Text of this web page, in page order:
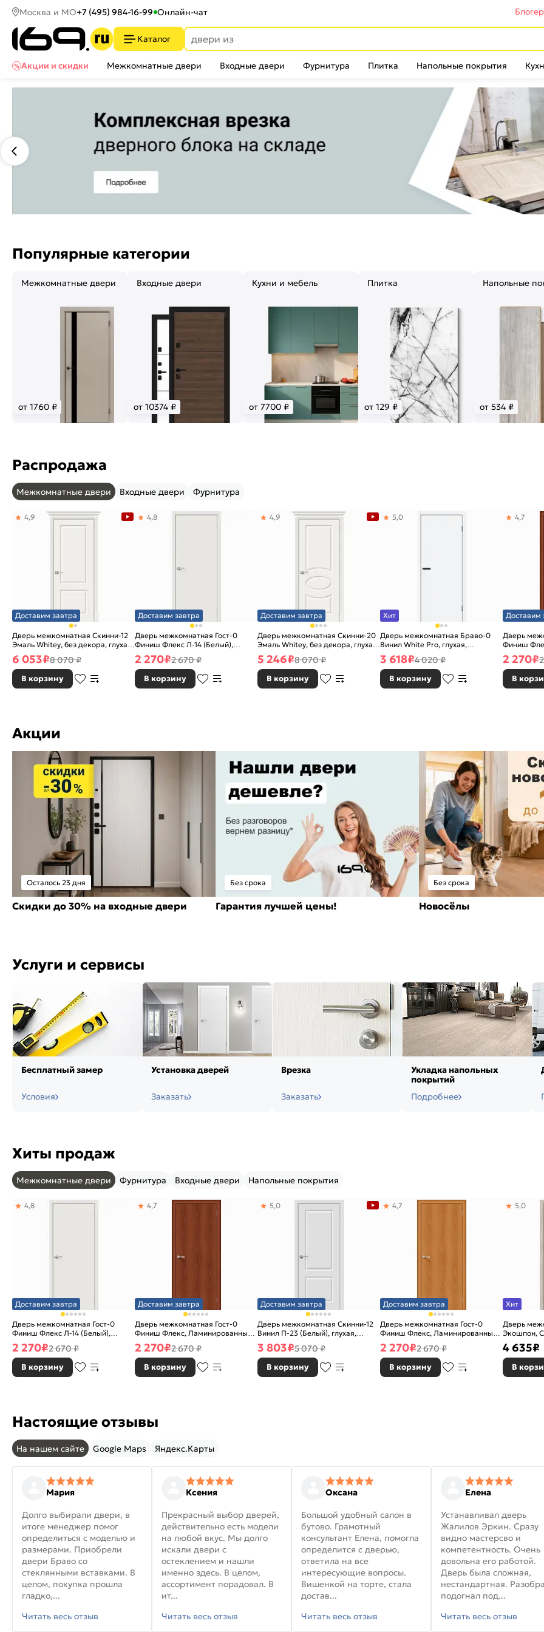
Москва и МО+7 (495) 984-16-99 Онлайн-чат
Каталог
Акции и скидки
Межкомнатные двери Входные двери Фурнитура Плитка Напольные покрытия
Популярные категории
Межкомнатные двери
от 1760 ₽
Входные двери
от 10374 ₽
Кухни и мебель
от 7700 ₽
Плитка
от 129 ₽
Напольные
от 534 ₽
Распродажа
Межкомнатные двери Входные двери Фурнитура
Доставим завтра
Дверь межкомнатная Скинни-12
Эмаль Whitey, без декора, глухая,
без стекла, без кромки, скиновая
4,9
6 053₽8 070 ₽
В корзину
Доставим завтра
Дверь межкомнатная Гост-0
Финиш Флекс Л-14 (Белый),
глухая, каркасно-щитовая
4,8
2 270₽2 670 ₽
В корзину
Доставим завтра
Дверь межкомнатная Скинни-20
Эмаль Whitey, без декора, глухая,
без стекла, без кромки, скиновая
4,9
5 246₽8 070 ₽
В корзину
Хит
Дверь межкомнатная Браво-0
Винил White Pro, глухая,
каркасно-щитовая
5,0
3 618₽4 020 ₽
В корзину
Доставим
Дверь
Финиш
Л-11
каркасно-
4,7
2 270₽
В
Акции
Осталось 23 дня
Скидки до 30% на входные двери
Без срока
Гарантия лучшей цены!
Без срока
Новосёлы
Услуги и сервисы
Бесплатный замер
Условия
Установка дверей
Заказать
Врезка
Заказать
Укладка напольных
покрытий
Подробнее
Хиты продаж
Межкомнатные двери Фурнитура Входные двери Напольные покрытия
Доставим завтра
Дверь межкомнатная Гост-0
Финиш Флекс Л-14 (Белый),
глухая, каркасно-щитовая
4,8
2 270₽2 670 ₽
В корзину
Доставим завтра
Дверь межкомнатная Гост-0
Финиш Флекс, Ламинированные
Л-11 (ИталОрех), глухая,
каркасно-щитовая
4,7
2 270₽2 670 ₽
В корзину
Доставим завтра
Дверь межкомнатная Скинни-12
Винил П-23 (Белый), глухая,
скиновая
5,0
3 803₽5 070 ₽
В корзину
Доставим завтра
Дверь межкомнатная Гост-0
Финиш Флекс, Ламинированные
Л-12 (МиланОрех), глухая,
каркасно-щитовая
4,7
2 270₽2 670 ₽
В корзину
Хит
Дверь
Экошпон,
5,0
4 635₽
В
Настоящие отзывы
На нашем сайте Google Maps Яндекс.Карты
Мария
Долго выбирали двери, в
итоге менеджер помог
определиться с моделью и
размерами. Приобрели
двери Браво со
стеклянными вставками. В
целом, покупка прошла
гладко,...
Читать весь отзыв
Ксения
Прекрасный выбор дверей,
действительно есть модели
на любой вкус. Мы долго
искали двери с
остеклением и нашли
именно здесь. В целом,
ассортимент порадовал. В
ит...
Читать весь отзыв
Оксана
Большой удобный салон в
бутово. Грамотный
консультант Елена, помогла
определится с дверью,
ответила на все
интересующие вопросы.
Вишенкой на торте, стала
достав...
Читать весь отзыв
Елена
Устанавливал дверь
Жалилов Эркин. Сразу
видно мастерсво и
компетентность. Очень
довольна его работой.
Дверь была сложная,
нестандартная.
подогнал под...
Читать весь отзыв